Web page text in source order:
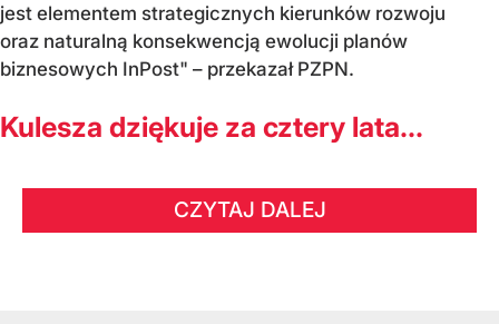
jest elementem strategicznych kierunków rozwoju
oraz naturalną konsekwencją ewolucji planów
biznesowych InPost" – przekazał PZPN.
Kulesza dziękuje za cztery lata...
CZYTAJ DALEJ